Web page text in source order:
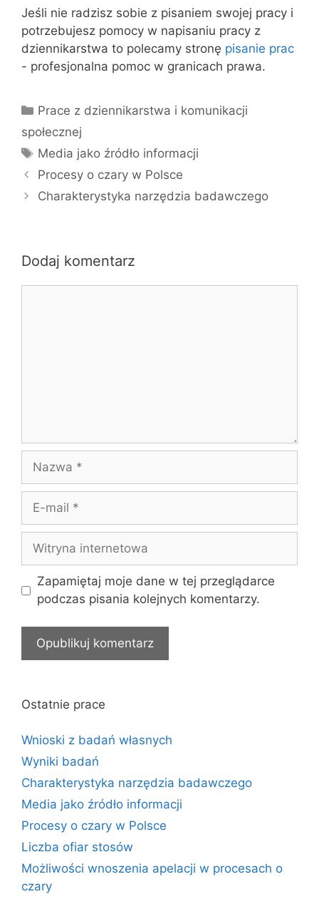
Jeśli nie radzisz sobie z pisaniem swojej pracy i
potrzebujesz pomocy w napisaniu pracy z
dziennikarstwa to polecamy stronę pisanie prac
- profesjonalna pomoc w granicach prawa.
Kategorie
Prace z dziennikarstwa i komunikacji
społecznej
Tagi
Media jako źródło informacji
Procesy o czary w Polsce
Charakterystyka narzędzia badawczego
Dodaj komentarz
Nazwa
Witryna
internetowa
Zapamiętaj moje dane w tej przeglądarce
podczas pisania kolejnych komentarzy.
Ostatnie prace
Wnioski z badań własnych
Wyniki badań
Charakterystyka narzędzia badawczego
Media jako źródło informacji
Procesy o czary w Polsce
Liczba ofiar stosów
Możliwości wnoszenia apelacji w procesach o
czary